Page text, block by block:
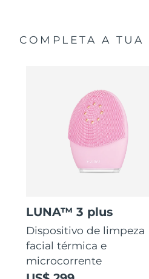
COMPLETA A TUA
LUNA™ 3 plus
Dispositivo de limpeza
facial térmica e
microcorrente